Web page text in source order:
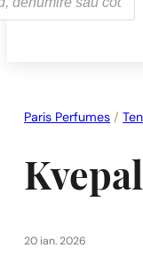
Paris Perfumes /
20 ian. 2026